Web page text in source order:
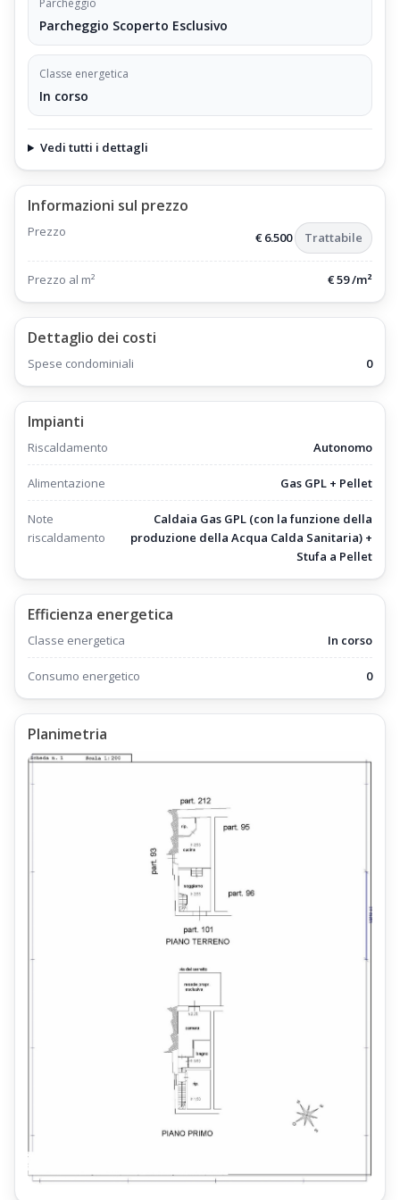
Parcheggio
Parcheggio Scoperto Esclusivo
Classe energetica
In corso
Vedi tutti i dettagli
Informazioni sul prezzo
Prezzo € 6.500 Trattabile
Prezzo al m² € 59 /m²
Dettaglio dei costi
Spese condominiali 0
Impianti
Riscaldamento Autonomo
Alimentazione Gas GPL + Pellet
Note
riscaldamento
Caldaia Gas GPL (con la funzione della
produzione della Acqua Calda Sanitaria) +
Stufa a Pellet
Efficienza energetica
Classe energetica In corso
Consumo energetico 0
Planimetria